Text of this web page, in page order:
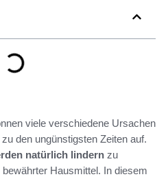
viele verschiedene Ursachen
den ungünstigsten Zeiten auf.
natürlich lindern zu
Hausmittel. In diesem